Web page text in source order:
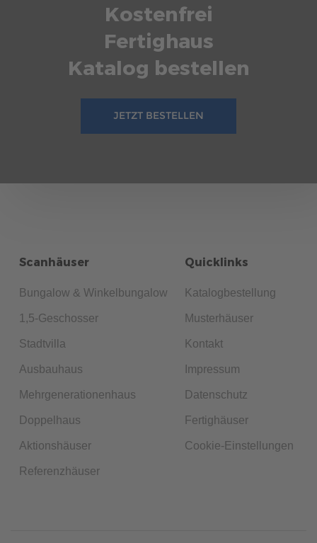
Kostenfrei
Fertighaus
Katalog bestellen
JETZT BESTELLEN
Scanhäuser
Bungalow & Winkelbungalow
1,5-Geschosser
Stadtvilla
Ausbauhaus
Mehrgenerationenhaus
Doppelhaus
Aktionshäuser
Referenzhäuser
Quicklinks
Katalogbestellung
Musterhäuser
Kontakt
Impressum
Datenschutz
Fertighäuser
Cookie-Einstellungen